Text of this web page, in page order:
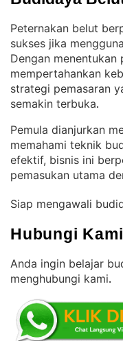
Peternakan belut
sukses jika
Dengan
mempertahankan
strategi pemasaran
semakin terbuka.
Pemula dianjurkan
memahami teknik
efektif, bisnis ini
pemasukan utama
Siap mengawali
Hubungi
Anda ingin belajar
menghubungi kami.